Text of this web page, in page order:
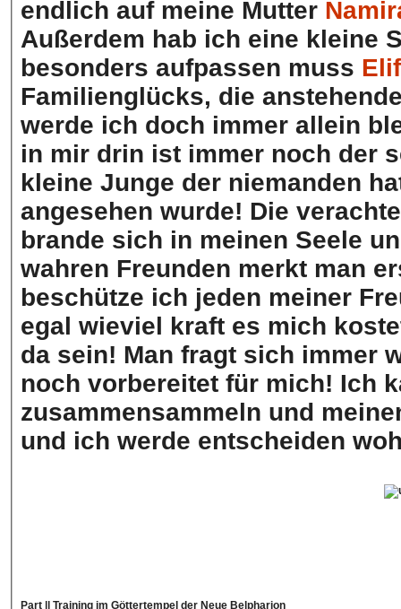
endlich auf meine Mutter
Außerdem hab ich eine kleine
besonders aufpassen muss
Familienglücks, die
werde ich doch immer allein
in mir drin ist immer noch der
kleine Junge der niemanden
angesehen wurde! Die
brande sich in meinen Seele
wahren Freunden merkt man
beschütze ich jeden meiner
egal wieviel kraft es mich
da sein! Man fragt sich immer
noch vorbereitet für mich! Ich
zusammensammeln und
und ich werde entscheiden
Part || Training im Göttertempel der Neue Belpharion